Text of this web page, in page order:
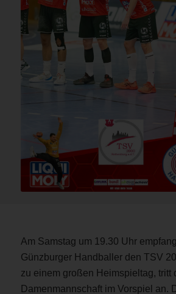
Am Samstag um 19.30 Uhr
Günzburger Handballer den TSV
zu einem großen Heimspieltag, tritt
Damenmannschaft im Vorspiel an.